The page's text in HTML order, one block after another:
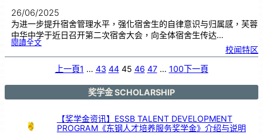
26/06/2025
为进一步提升宿舍管理水平，强化宿舍生的自律意识与归属感，芙蓉
中华中学于近日召开第二次宿舍大会，向全体宿舍生传达…
閱讀全文:第
宿
纪
识
校闻特区
上一頁1 … 43 44 45 46 47 … 100下一頁
奖学金 SCHOLARSHIP
【奖学金资讯】ESSB TALENT DEVELOPMENT
PROGRAM《东钢人才培养服务奖学金》介绍与说明